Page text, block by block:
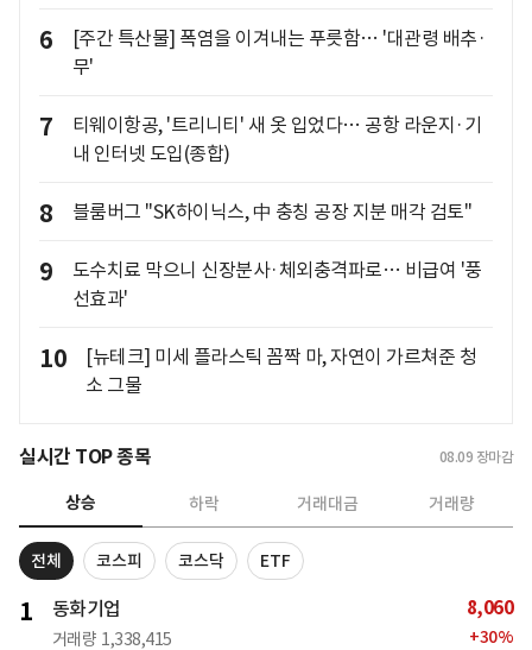
6
[주간 특산물] 폭염을 이겨내는 푸릇함… '대관령 배추·
무'
7
티웨이항공, '트리니티' 새 옷 입었다… 공항 라운지·기
내 인터넷 도입(종합)
8 블룸버그 "SK하이닉스, 中 충칭 공장 지분 매각 검토"
9
도수치료 막으니 신장분사·체외충격파로… 비급여 '풍
선효과'
10
[뉴테크] 미세 플라스틱 꼼짝 마, 자연이 가르쳐준 청
소 그물
실시간 TOP 종목 08.09 장마감
상승 하락 거래대금 거래량
전체 코스피 코스닥 ETF
1 동화기업
거래량 1,338,415
8,060
+30%